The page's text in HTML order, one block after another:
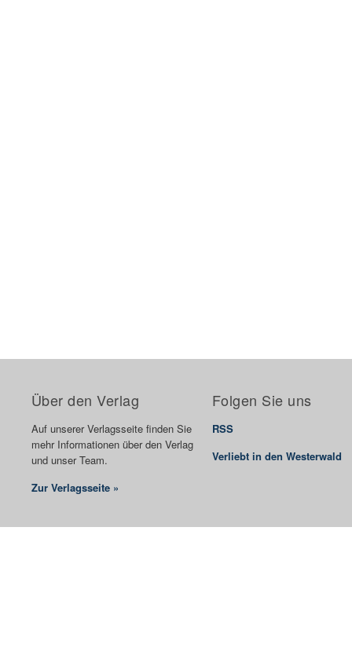
Über den Verlag
Auf unserer Verlagsseite finden Sie
mehr Informationen über den Verlag
und unser Team.
Zur Verlagsseite »
Folgen Sie uns
RSS
Verliebt in den Westerwald